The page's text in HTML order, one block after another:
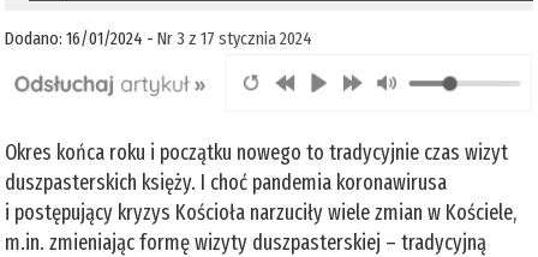
Dodano: 16/01/2024 -Nr 3 z 17 stycznia 2024
Okres końca roku i początku nowego to tradycyjnie czas wizyt
duszpasterskich księży. I choć pandemia koronawirusa
i postępujący kryzys Kościoła narzuciły wiele zmian w Kościele,
m.in. zmieniając formę wizyty duszpasterskiej – tradycyjną